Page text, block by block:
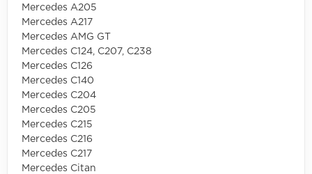
Mercedes A205
Mercedes A217
Mercedes AMG GT
Mercedes C124, C207, C238
Mercedes C126
Mercedes C140
Mercedes C204
Mercedes C205
Mercedes C215
Mercedes C216
Mercedes C217
Mercedes Citan